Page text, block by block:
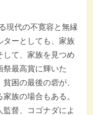
現代の不寛容と無縁
ターとしても、家族
して、家族を見つめ
祭最高賞に輝いた
困の最後の砦が、
族の場合もある。
督、コゴナダによ